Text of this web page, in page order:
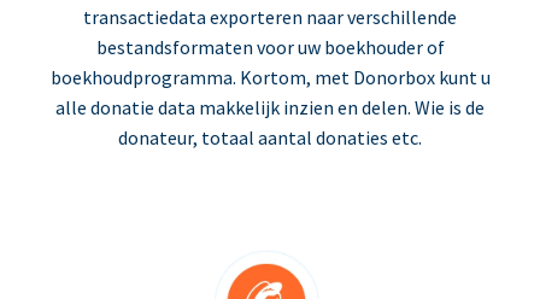
transactiedata exporteren naar verschillende
bestandsformaten voor uw boekhouder of
boekhoudprogramma. Kortom, met Donorbox kunt u
alle donatie data makkelijk inzien en delen. Wie is de
donateur, totaal aantal donaties etc.